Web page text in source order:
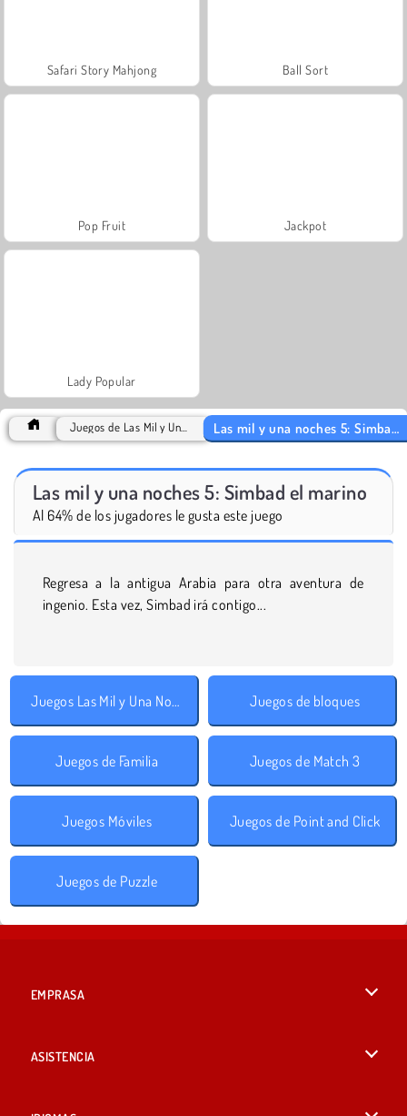
Safari Story Mahjong Ball Sort
Pop Fruit Jackpot
Lady Popular
Las mil y una noches 5: Simbad el marino
Al 64% de los jugadores le gusta este juego
Regresa a la antigua Arabia para otra aventura de
ingenio. Esta vez, Simbad irá contigo...
Juegos Las Mil y Una Noches Juegos de bloques
Juegos de Familia Juegos de Match 3
Juegos Móviles Juegos de Point and Click
Juegos de Puzzle
EMPRASA
ASISTENCIA